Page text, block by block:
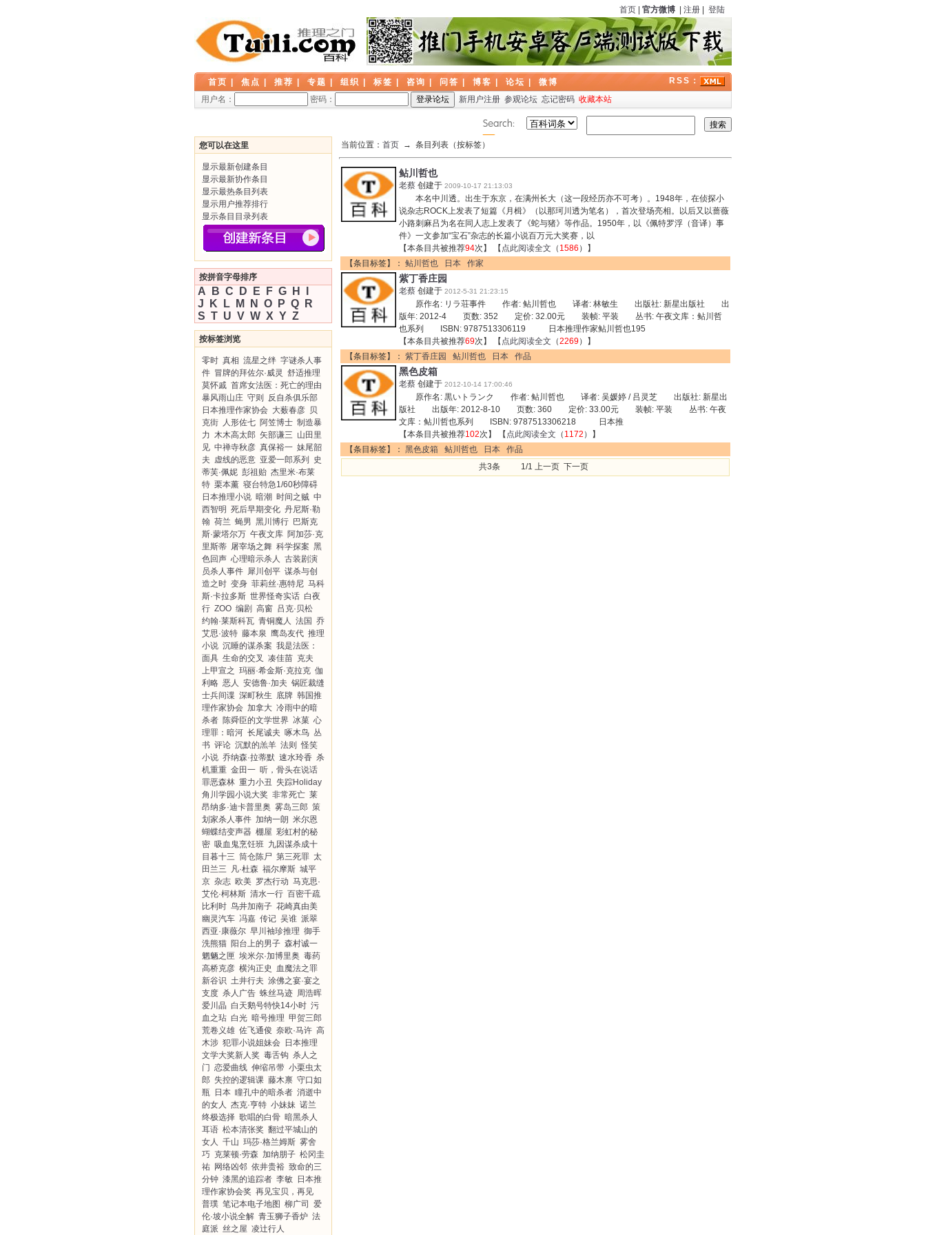
首页 官方微博 注册 登陆
首页 焦点 推荐 专题 组织 标签 咨询 问答 博客 论坛 微博
RSS：
用户名：
密码： 新用户注册 参观论坛 忘记密码 收藏本站
您可以在这里
显示最新创建条目
显示最新协作条目
显示最热条目列表
显示用户推荐排行
显示条目目录列表
按拼音字母排序
A B C D E F G H
J
K L M N O P Q
R
S T U V W X Y Z
按标签浏览
零时 真相 流星之绊 字谜杀人事
件 冒牌的拜佐尔·威灵 舒适推理
莫怀戚 首席女法医：死亡的理由
暴风雨山庄 守则
反自杀俱乐部
日本推理作家协会 大薮春彦 贝
克街 人形佐七 阿笠博士 制造暴
力 木木高太郎 矢部谦三 山田里
见 中禅寺秋彦 真保裕一 妹尾韶
夫 虚线的恶意 亚爱一郎系列
史
蒂芙·佩妮 彭祖贻 杰里米·布莱
特 栗本薰 寝台特急1/60秒障碍
日本推理小说 暗潮 时间之贼 中
西智明 死后早期变化 丹尼斯·勒
翰 荷兰 蝇男 黑川博行 巴斯克
斯·蒙塔尔万 午夜文库 阿加莎·克
里斯蒂 屠宰场之舞 科学探案 黑
色回声 心理暗示杀人 古装剧演
员杀人事件 犀川创平 谋杀与创
造之时 变身 菲莉丝·惠特尼 马科
斯·卡拉多斯 世界怪奇实话 白夜
行 ZOO 编剧 高窗 吕克·贝松
约翰·莱斯科瓦 青铜魔人 法国 乔
艾思·波特 藤本泉 鹰岛友代 推理
小说 沉睡的谋杀案 我是法医：
面具 生命的交叉 凑佳苗 克夫
上甲宣之 玛丽·希金斯·克拉克 伽
利略 恶人 安德鲁·加夫 锅匠裁缝
士兵间谍 深町秋生 底牌 韩国推
理作家协会 加拿大 冷雨中的暗
杀者 陈舜臣的文学世界 冰菓 心
理罪：暗河 长尾诚夫 啄木鸟 丛
书 评论 沉默的羔羊 法则
怪笑
小说 乔纳森·拉蒂默 速水玲香 杀
机重重 金田一 听，骨头在说话
罪恶森林 重力小丑 失踪Holiday
角川学园小说大奖 非常死亡 莱
昂纳多·迪卡普里奥 雾岛三郎 策
划家杀人事件 加纳一朗 米尔恩
蝴蝶结变声器 棚屋 彩虹村的秘
密 吸血鬼烹饪班 九因谋杀成十
目暮十三 筒仓陈尸 第三死罪 太
田兰三
凡·杜森 福尔摩斯 城平
京 杂志 欧美 罗杰行动 马克思·
艾伦·柯林斯 清水一行 百密千疏
比利时 鸟井加南子 花崎真由美
幽灵汽车 冯嘉 传记 吴谁 派翠
西亚·康薇尔 早川袖珍推理 御手
洗熊猫 阳台上的男子 森村诚一
魍魉之匣 埃米尔·加博里奥 毒药
高桥克彦 横沟正史
血魔法之罪
新谷识 土井行夫 涂佛之宴·宴之
支度 杀人广告 蛛丝马迹 周浩晖
爱川晶 白天鹅号特快14小时 污
血之玷 白光 暗号推理 甲贺三郎
荒卷义雄 佐飞通俊 奈欧·马许 高
木涉 犯罪小说姐妹会 日本推理
文学大奖新人奖 毒舌钩 杀人之
门 恋爱曲线 伸缩吊带 小栗虫太
郎 失控的逻辑课 藤木禀 守口如
瓶 日本 瞳孔中的暗杀者 消逝中
的女人 杰克·亨特 小妹妹 诺兰
终极选择 歌唱的白骨 暗黑杀人
耳语 松本清张奖 翻过平城山的
女人 千山 玛莎·格兰姆斯 雾舍
巧 克莱顿·劳森 加纳朋子 松冈圭
祐 网络凶邻 依井贵裕 致命的三
分钟 漆黑的追踪者 李敏 日本推
理作家协会奖 再见宝贝，再见
普璞 笔记本电子地图 柳广司
爱
伦·坡小说全解 青玉狮子香炉 法
庭派 丝之屋 凌辻行人
当前位置： 首页 → 条目列表（按标签）
鲇川哲也
老蔡 创建于 2009-10-17 21:13:03
本名中川透。出生于东京，在满州长大（这一段经历亦不可考）。1948年，在侦探小
说杂志ROCK上发表了短篇《月楫》（以那珂川透为笔名），首次登场亮相。以后又以蔷薇
小路刺麻吕为名在同人志上发表了《蛇与猪》等作品。1950年，以《佩特罗浮（音译）事
件》一文参加“宝石”杂志的长篇小说百万元大奖赛，以
【本条目共被推荐94次】 【 点此阅读全文 （ 1586 ）】
【条目标签】： 鲇川哲也 日本 作家
紫丁香庄园
老蔡 创建于 2012-5-31 21:23:15
原作名: リラ荘事件 作者: 鲇川哲也 译者: 林敏生 出版社: 新星出版社 出
版年: 2012-4 页数: 352 定价: 32.00元 装帧: 平装 丛书: 午夜文库：鲇川哲
也系列 ISBN: 9787513306119 日本推理作家鲇川哲也195
【本条目共被推荐69次】 【 点此阅读全文 （2269）】
【条目标签】： 紫丁香庄园 鲇川哲也 日本 作品
黑色皮箱
老蔡 创建于 2012-10-14 17:00:46
原作名: 黒いトランク 作者: 鲇川哲也 译者: 吴媛婷 / 吕灵芝 出版社: 新星出
版社 出版年: 2012-8-10 页数: 360 定价: 33.00元 装帧: 平装 丛书: 午夜
文库：鲇川哲也系列 ISBN: 9787513306218 日本推
【本条目共被推荐102次】 【 点此阅读全文 （ 1172 ）】
【条目标签】： 黑色皮箱 鲇川哲也 日本
作品
共3条 1/1 上一页 下一页